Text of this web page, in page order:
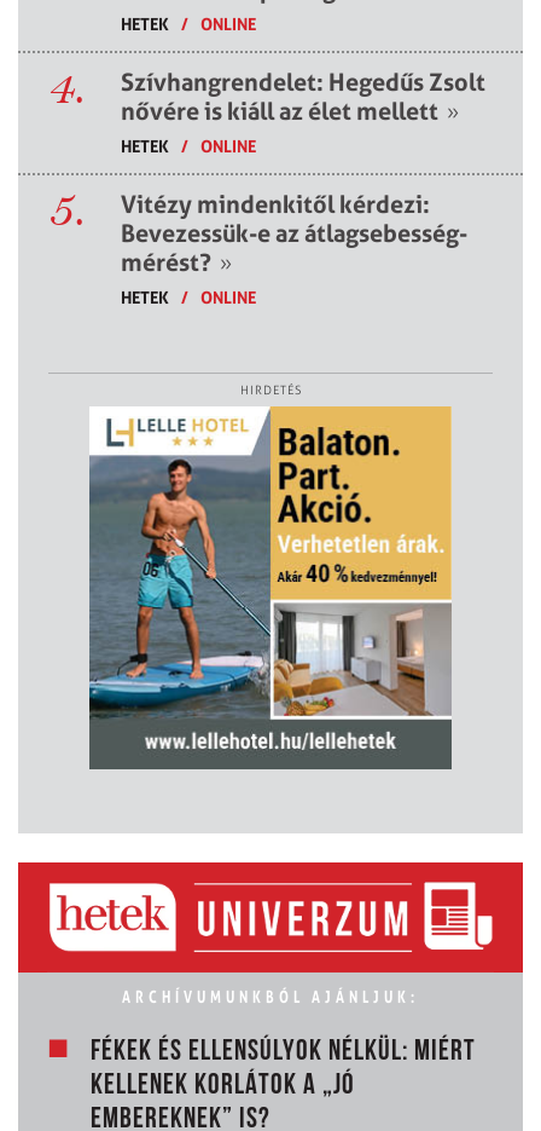
HETEK / ONLINE
4.
Szívhangrendelet: Hegedűs Zsolt
nővére is kiáll az élet mellett »
HETEK / ONLINE
5.
Vitézy mindenkitől kérdezi:
Bevezessük-e az átlagsebesség-
mérést? »
HETEK / ONLINE
HIRDETÉS
ARCHÍVUMUNKBÓL AJÁNLJUK:
FÉKEK ÉS ELLENSÚLYOK NÉLKÜL: MIÉRT
KELLENEK KORLÁTOK A „JÓ
EMBEREKNEK” IS?